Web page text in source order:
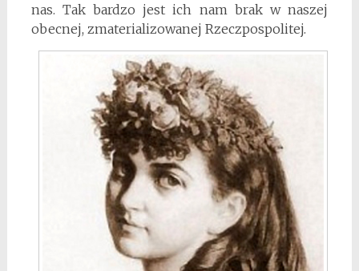
nas. Tak bardzo jest ich nam brak w naszej
obecnej, zmaterializowanej Rzeczpospolitej.